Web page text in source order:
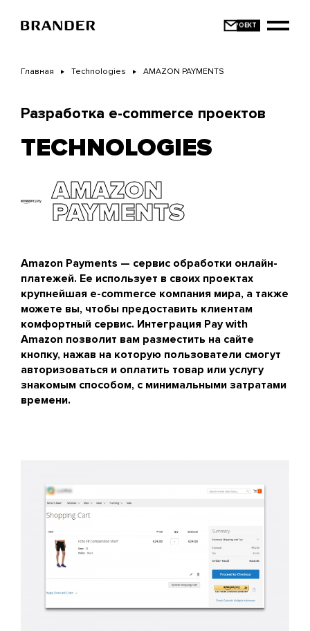
основному
Главная Technologies AMAZON PAYMENTS
Разработка e-commerce проектов
TECHNOLOGIES
AMAZON
PAYMENTS
Amazon Payments — сервис обработки онлайн-
платежей. Ее использует в своих проектах
крупнейшая e-commerce компания мира, а также
можете вы, чтобы предоставить клиентам
комфортный сервис. Интеграция Pay with
Amazon позволит вам разместить на сайте
кнопку, нажав на которую пользователи смогут
авторизоваться и оплатить товар или услугу
знакомым способом, с минимальными затратами
времени.